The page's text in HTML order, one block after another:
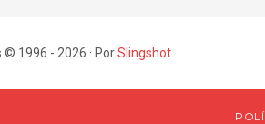
1996 - 2026 · PorSlingshot